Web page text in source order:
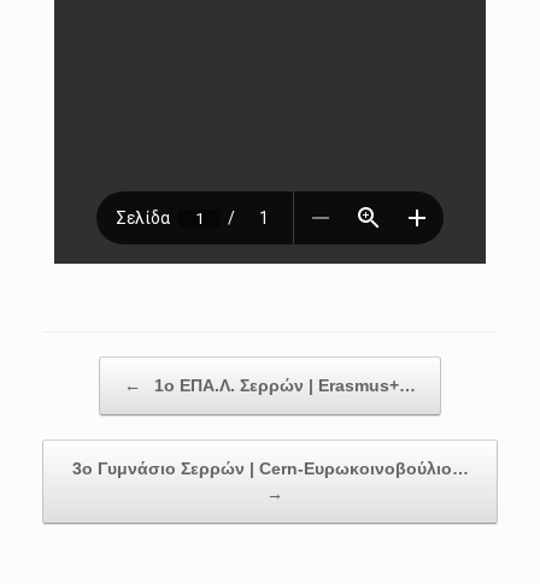
←
1ο ΕΠΑ.Λ. Σερρών | Erasmus+…
3ο Γυμνάσιο Σερρών | Cern-Ευρωκοινοβούλιο…
→